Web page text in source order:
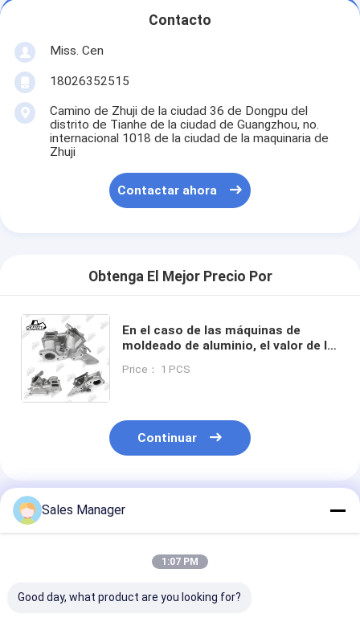
Contacto
Miss. Cen
18026352515
Camino de Zhuji de la ciudad 36 de Dongpu del
distrito de Tianhe de la ciudad de Guangzhou, no.
internacional 1018 de la ciudad de la maquinaria de
Zhuji
Contactar ahora
Obtenga El Mejor Precio Por
En el caso de las máquinas de
moldeado de aluminio, el valor de la
de la presión de escape de aluminio.
Price： 1 PCS
Continuar
Productos Recomendados
Sales Manager
1:07 PM
Good day, what product are you looking for?